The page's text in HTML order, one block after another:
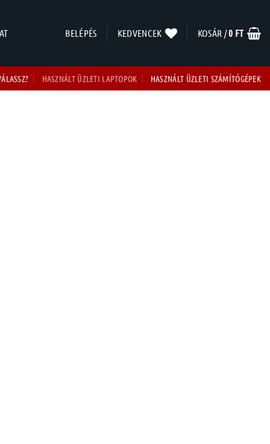
BELÉPÉS KEDVENCEK KOSÁR /0 FT
HASZNÁLT ÜZLETI LAPTOPOK HASZNÁLT ÜZLETI SZÁMÍTÓGÉPEK